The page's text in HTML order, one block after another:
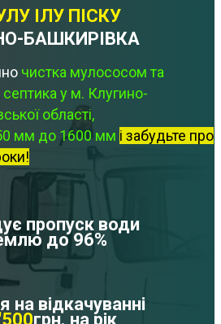
ІЛУ ПІСКУ
БАШКИРІВКА
чистка мулососом та
у м. Клугино-
області,
мм до 1600 мм і забудьте про
пропуск води
до 96%
на відкачуванні
грн. на рік